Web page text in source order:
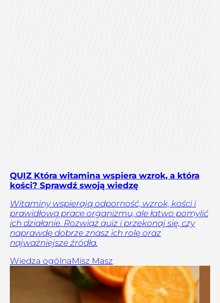
QUIZ Która witamina wspiera wzrok, a która
kości? Sprawdź swoją wiedzę
Witaminy wspierają odporność, wzrok, kości i
prawidłową pracę organizmu, ale łatwo pomylić
ich działanie. Rozwiąż quiz i przekonaj się, czy
naprawdę dobrze znasz ich rolę oraz
najważniejsze źródła.
Wiedza ogólnaMisz Masz